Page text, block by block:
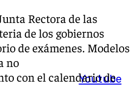
Youtube
Rectora de las
de los gobiernos
de exámenes. Modelos
no
con el calendario de